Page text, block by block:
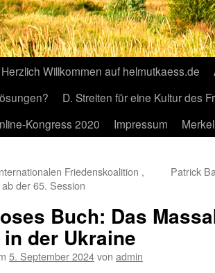
Herzlich Willkommen auf helmutkaess.de
D. Streiten für eine Kultur des
Kongress 2020
Impressum
Friedenskoalition ,
der 65. Session
Patrick
Buch: Das
der Ukraine
5. September 2024von admin